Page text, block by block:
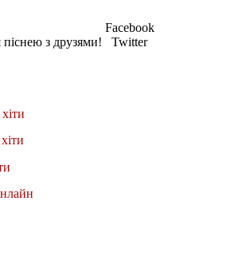
піснею з друзями!
Facebook
Twitter